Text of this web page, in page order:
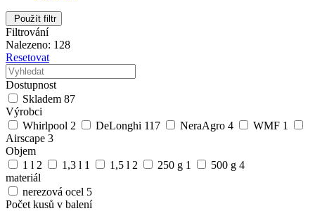
Použít filtr
Filtrování
Nalezeno: 128
Resetovat
Dostupnost
Skladem 87
Výrobci
Whirlpool 2 DeLonghi 117 NeraAgro 4 WMF 1
Airscape 3
Objem
1 l 2 1,3 l 1 1,5 l 2 250 g 1 500 g 4
materiál
nerezová ocel 5
Počet kusů v balení